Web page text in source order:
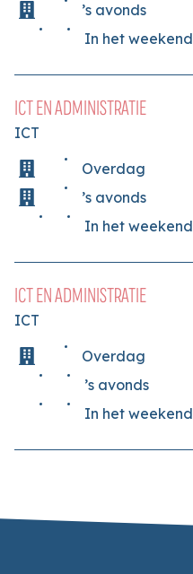
’s avonds
In het weekend
ICT EN ADMINISTRATIE
ICT
Overdag
’s avonds
In het weekend
ICT EN ADMINISTRATIE
ICT
Overdag
’s avonds
In het weekend